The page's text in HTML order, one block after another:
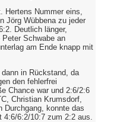
Hertens Nummer eins,
Jörg Wübbena zu jeder
Deutlich länger,
Schwabe an
am Ende knapp mit
dann in Rückstand, da
den fehlerfrei
Chance war und 2:6/2:6
Christian Krumsdorf,
Durchgang, konnte das
4:6/6:2/10:7 zum 2:2 aus.